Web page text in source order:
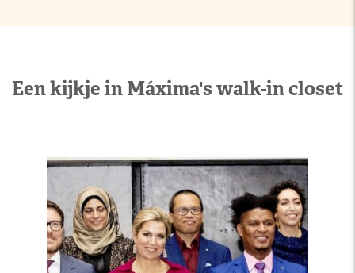
Een kijkje in Máxima's walk-in closet